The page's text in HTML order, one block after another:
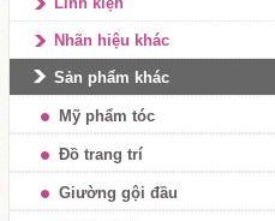
Nhãn hiệu khác
Sản phẩm khác
Mỹ phẩm tóc
Đồ trang trí
Giường gội đầu